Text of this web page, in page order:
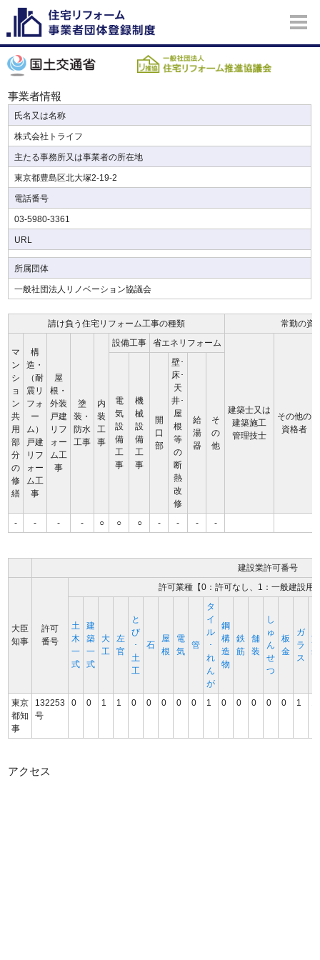
事業者情報
氏名又は名称
株式会社トライフ
主たる事務所又は事業者の所在地
東京都豊島区北大塚2-19-2
電話番号
03-5980-3361
URL
所属団体
一般社団法人リノベーション協議会
請け負う住宅リフォーム工事の種類 常勤の資
マ
ン
シ
ョ
ン
共
用
部
分
の
修
繕
構
造・
（耐
震リ
フォ
ー
ム）
戸建
リフ
ォー
ム工
事
屋
根・
外装
戸建
リフ
ォー
ム工
事
塗
装・
防水
工事
内
装
工
事
設備工事 省エネリフォーム
建築士又は
建築施工
管理技士
その他の
資格者
電
気
設
備
工
事
機
械
設
備
工
事
開
口
部
壁･
床･
天
井･
屋
根
等
の
断
熱
改
修
給
湯
器
そ
の
他
- - - - ○ ○ ○ - - - -
建設業許可番号
大臣
知事
許可
番号
許可業種【0：許可なし、1：一般建設用
土
木
一
式
建
築
一
式
大
工
左
官
と
び
･
土
工
石
屋
根
電
気
管
タ
イ
ル
･
れ
ん
が
鋼
構
造
物
鉄
筋
舗
装
し
ゅ
ん
せ
つ
板
金
ガ
ラ
ス
塗
装
東京
都知
事
132253
号
0 0 1 1 0 0 0 0 0 1 0 0 0 0 0 1
アクセス